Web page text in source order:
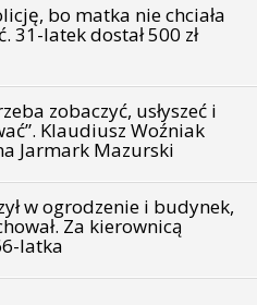
bo matka nie chciała
31-latek dostał 500 zł
zobaczyć, usłyszeć i
Klaudiusz Woźniak
Jarmark Mazurski
w ogrodzenie i budynek,
Za kierownicą
latka